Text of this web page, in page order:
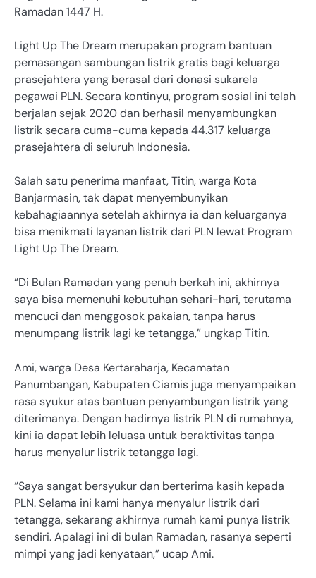
Ramadan 1447 H.
Light Up The Dream merupakan program bantuan
pemasangan sambungan listrik gratis bagi keluarga
prasejahtera yang berasal dari donasi sukarela
pegawai PLN. Secara kontinyu, program sosial ini telah
berjalan sejak 2020 dan berhasil menyambungkan
listrik secara cuma-cuma kepada 44.317 keluarga
prasejahtera di seluruh Indonesia.
Salah satu penerima manfaat, Titin, warga Kota
Banjarmasin, tak dapat menyembunyikan
kebahagiaannya setelah akhirnya ia dan keluarganya
bisa menikmati layanan listrik dari PLN lewat Program
Light Up The Dream.
“Di Bulan Ramadan yang penuh berkah ini, akhirnya
saya bisa memenuhi kebutuhan sehari-hari, terutama
mencuci dan menggosok pakaian, tanpa harus
menumpang listrik lagi ke tetangga,” ungkap Titin.
Ami, warga Desa Kertaraharja, Kecamatan
Panumbangan, Kabupaten Ciamis juga menyampaikan
rasa syukur atas bantuan penyambungan listrik yang
diterimanya. Dengan hadirnya listrik PLN di rumahnya,
kini ia dapat lebih leluasa untuk beraktivitas tanpa
harus menyalur listrik tetangga lagi.
“Saya sangat bersyukur dan berterima kasih kepada
PLN. Selama ini kami hanya menyalur listrik dari
tetangga, sekarang akhirnya rumah kami punya listrik
sendiri. Apalagi ini di bulan Ramadan, rasanya seperti
mimpi yang jadi kenyataan,” ucap Ami.